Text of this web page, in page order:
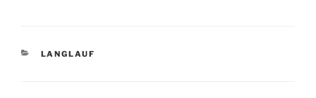
KATEGORIEN
LANGLAUF